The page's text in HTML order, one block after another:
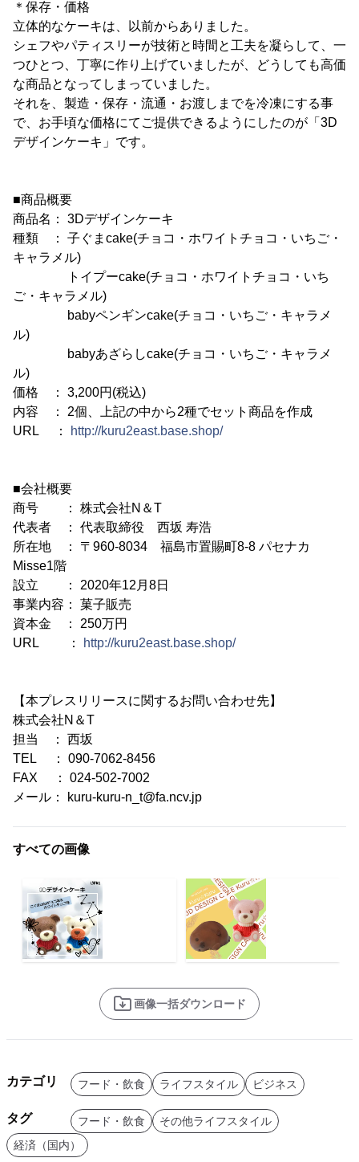
＊保存・価格
立体的なケーキは、以前からありました。
シェフやパティスリーが技術と時間と工夫を凝らして、一
つひとつ、丁寧に作り上げていましたが、どうしても高価
な商品となってしまっていました。
それを、製造・保存・流通・お渡しまでを冷凍にする事
で、お手頃な価格にてご提供できるようにしたのが「3D
デザインケーキ」です。
■商品概要
商品名： 3Dデザインケーキ
種類 ： 子ぐまcake(チョコ・ホワイトチョコ・いちご・
キャラメル)
トイプーcake(チョコ・ホワイトチョコ・いち
ご・キャラメル)
babyペンギンcake(チョコ・いちご・キャラメ
ル)
babyあざらしcake(チョコ・いちご・キャラメ
ル)
価格 ： 3,200円(税込)
内容 ： 2個、上記の中から2種でセット商品を作成
URL ：
http://kuru2east.base.shop/
■会社概要
商号 ： 株式会社N＆T
代表者 ： 代表取締役 西坂 寿浩
所在地 ： 〒960-8034 福島市置賜町8-8 パセナカ
Misse1階
設立 ： 2020年12月8日
事業内容： 菓子販売
資本金 ： 250万円
URL ：
http://kuru2east.base.shop/
【本プレスリリースに関するお問い合わせ先】
株式会社N＆T
担当 ： 西坂
TEL ： 090-7062-8456
FAX ： 024-502-7002
メール： kuru-kuru-n_t@fa.ncv.jp
すべての画像
画像一括ダウンロード
カテゴリ フード・飲食 ライフスタイル ビジネス
タグ フード・飲食
その他ライフスタイル
経済（国内）